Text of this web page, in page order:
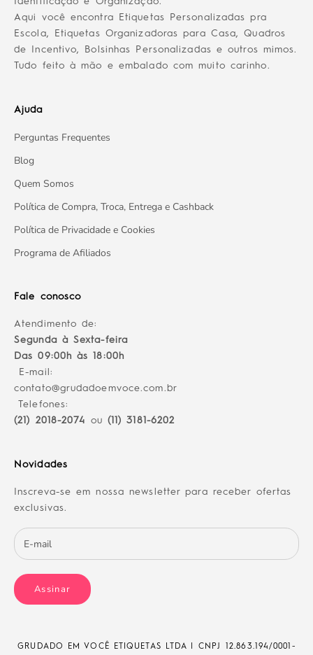
Aqui você encontra Etiquetas Personalizadas pra
Escola, Etiquetas Organizadoras para Casa, Quadros
de Incentivo, Bolsinhas Personalizadas e outros mimos.
Tudo feito à mão e embalado com muito carinho.
Ajuda
Perguntas Frequentes
Blog
Quem Somos
Política de Compra, Troca, Entrega e Cashback
Política de Privacidade e Cookies
Programa de Afiliados
Fale conosco
Atendimento de:
Segunda à Sexta-feira
Das 09:00h às 18:00h
E-mail:
contato@grudadoemvoce.com.br
Telefones:
(21) 2018-2074
ou (11) 3181-6202
Novidades
Inscreva-se em nossa newsletter para receber ofertas
exclusivas.
Assinar
GRUDADO EM VOCÊ ETIQUETAS LTDA | CNPJ
12.863.194/0001-